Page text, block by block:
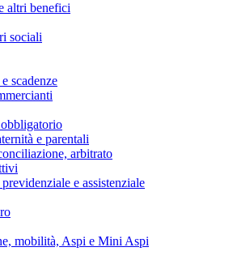
altri benefici
sociali
scadenze
e parentali
arbitrato
e assistenziale
mobilità, Aspi e Mini Aspi